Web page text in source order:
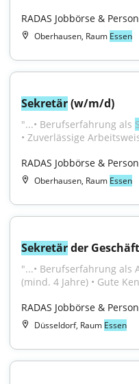
RADAS Jobbörse &
Oberhausen, Raum Essen
Sekretär (w/m/d)
"...• Berufserfahrung als
• Zuverlässige
RADAS Jobbörse &
Oberhausen, Raum Essen
Sekretär der
"...• Berufserfahrung als
(mind. 4 Jahre) • Gute
RADAS Jobbörse &
Düsseldorf, Raum Essen